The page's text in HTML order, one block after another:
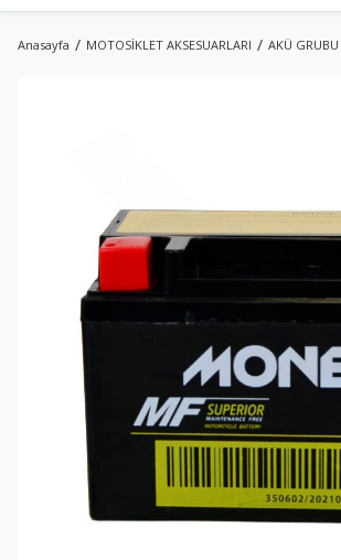
Anasayfa MOTOSİKLET AKSESUARLARI AKÜ GRUBU